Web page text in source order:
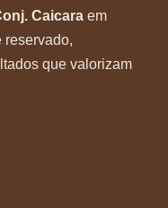
Caicara em
reservado,
que valorizam